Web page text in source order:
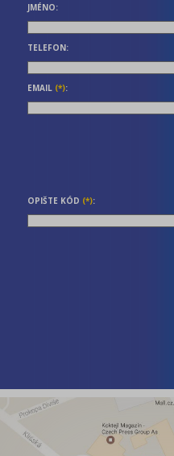
JMÉNO:
TELEFON:
EMAIL (*):
OPIŠTE KÓD (*):